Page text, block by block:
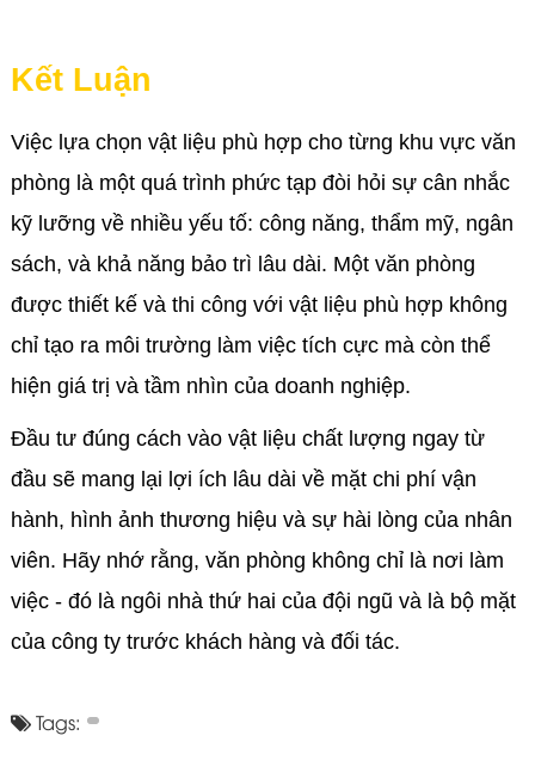
Kết Luận
Việc lựa chọn vật liệu phù hợp cho từng khu vực văn
phòng là một quá trình phức tạp đòi hỏi sự cân nhắc
kỹ lưỡng về nhiều yếu tố: công năng, thẩm mỹ, ngân
sách, và khả năng bảo trì lâu dài. Một văn phòng
được thiết kế và thi công với vật liệu phù hợp không
chỉ tạo ra môi trường làm việc tích cực mà còn thể
hiện giá trị và tầm nhìn của doanh nghiệp.
Đầu tư đúng cách vào vật liệu chất lượng ngay từ
đầu sẽ mang lại lợi ích lâu dài về mặt chi phí vận
hành, hình ảnh thương hiệu và sự hài lòng của nhân
viên. Hãy nhớ rằng, văn phòng không chỉ là nơi làm
việc - đó là ngôi nhà thứ hai của đội ngũ và là bộ mặt
của công ty trước khách hàng và đối tác.
Tags: